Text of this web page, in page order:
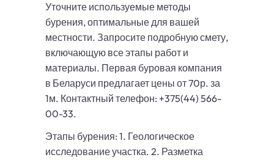
Уточните используемые методы
бурения, оптимальные для вашей
местности. Запросите подробную смету,
включающую все этапы работ и
материалы. Первая буровая компания
в Беларуси предлагает цены от 70р. за
1м. Контактный телефон: +375(44) 566-
00-33.
Этапы бурения: 1. Геологическое
исследование участка. 2. Разметка